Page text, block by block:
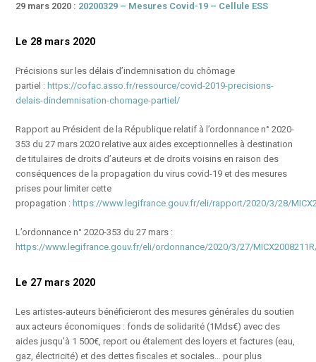
29 mars 2020 : 20200329 – Mesures Covid-19 – Cellule ESS
Le 28 mars 2020
Précisions sur les délais d’indemnisation du chômage
partiel : https://cofac.asso.fr/ressource/covid-2019-precisions-
delais-dindemnisation-chomage-partiel/
Rapport au Président de la République relatif à l’ordonnance n° 2020-
353 du 27 mars 2020 relative aux aides exceptionnelles à destination
de titulaires de droits d’auteurs et de droits voisins en raison des
conséquences de la propagation du virus covid-19 et des mesures
prises pour limiter cette
propagation : https://www.legifrance.gouv.fr/eli/rapport/2020/3/28/
L’ordonnance n° 2020-353 du 27 mars :
https://www.legifrance.gouv.fr/eli/ordonnance/2020/3/27/
Le 27 mars 2020
Les artistes-auteurs bénéficieront des mesures générales du soutien
aux acteurs économiques : fonds de solidarité (1Mds€) avec des
aides jusqu’à 1 500€, report ou étalement des loyers et factures (eau,
gaz, électricité) et des dettes fiscales et sociales… pour plus